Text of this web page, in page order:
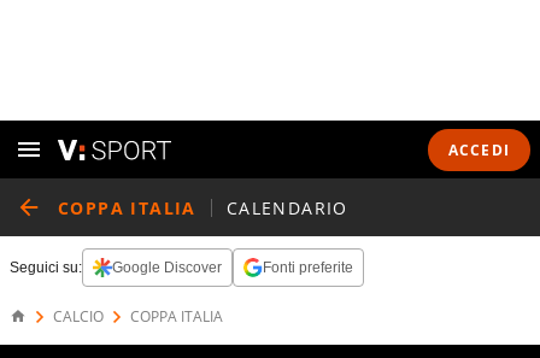
ACCEDI
COPPA ITALIA CALENDARIO
Seguici su: Google Discover Fonti preferite
CALCIO COPPA ITALIA